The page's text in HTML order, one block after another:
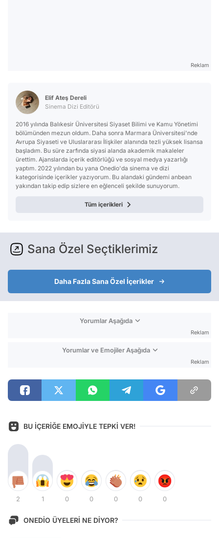
Reklam
Elif Ateş Dereli
Sinema Dizi Editörü
2016 yılında Balıkesir Üniversitesi Siyaset Bilimi ve Kamu Yönetimi
bölümünden mezun oldum. Daha sonra Marmara Üniversitesi'nde
Avrupa Siyaseti ve Uluslararası İlişkiler alanında tezli yüksek lisansa
başladım. Bu süre zarfında siyasi alanda akademik makaleler
ürettim. Ajanslarda içerik editörlüğü ve sosyal medya yazarlığı
yaptım. 2022 yılından bu yana Onedio'da sinema ve dizi
kategorisinde içerikler yazıyorum. Bu alandaki gündemi anbean
yakından takip edip sizlere en eğlenceli şekilde sunuyorum.
Tüm içerikleri
Sana Özel Seçtiklerimiz
Daha Fazla Sana Özel İçerikler
Yorumlar Aşağıda
Reklam
Yorumlar ve Emojiler Aşağıda
Reklam
BU İÇERİĞE EMOJİYLE TEPKİ VER!
2 1 0 0 0 0 0
ONEDİO ÜYELERİ NE DİYOR?